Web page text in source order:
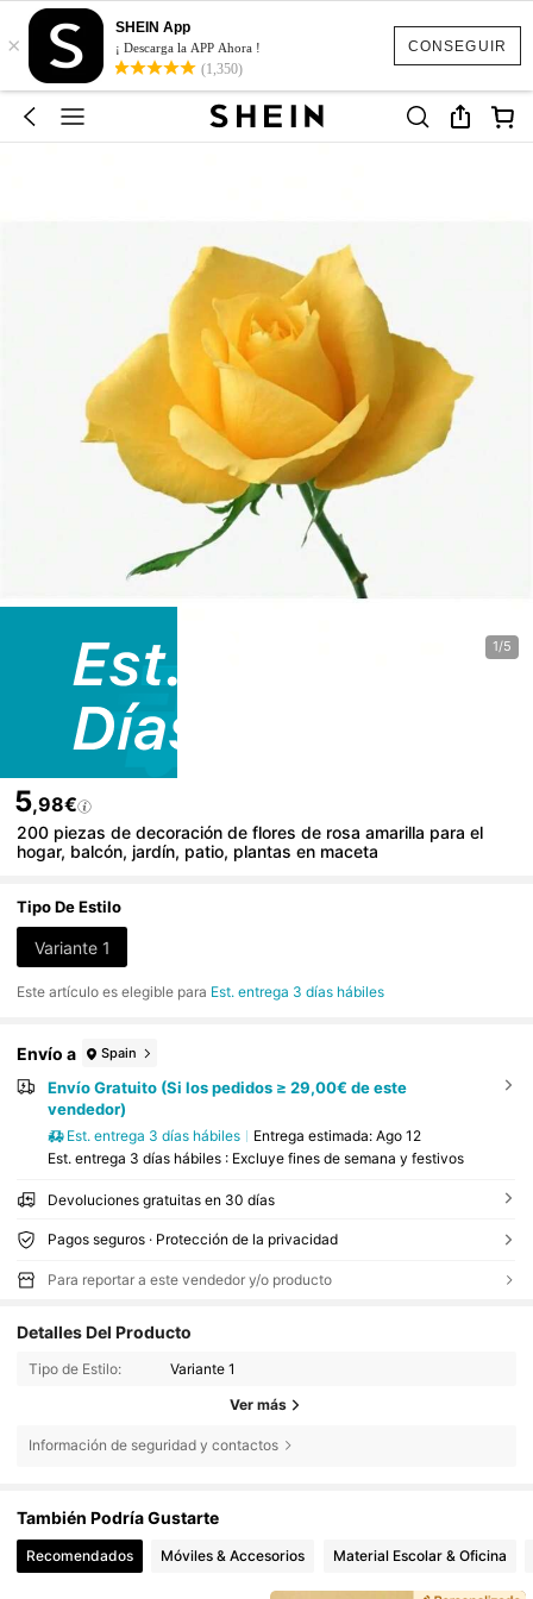
CONSEGUIR
×
SHEIN App
¡ Descarga la APP Ahora !
(1,350)
1/5
5,98€
200 piezas de decoración de flores de rosa amarilla para el
hogar, balcón, jardín, patio, plantas en maceta
Tipo De Estilo
Variante 1
Este artículo es elegible para Est. entrega 3 días hábiles
Envío a Spain
Envío Gratuito (Si los pedidos ≥ 29,00€ de este
vendedor)
Est. entrega 3 días hábiles Entrega estimada: Ago 12
Est. entrega 3 días hábiles : Excluye fines de semana y festivos
Devoluciones gratuitas en 30 días
Pagos seguros · Protección de la privacidad
Para reportar a este vendedor y/o producto
Detalles Del Producto
Tipo de Estilo: Variante 1
Ver más
Información de seguridad y contactos
También Podría Gustarte
Recomendados Móviles & Accesorios Material Escolar & Oficina